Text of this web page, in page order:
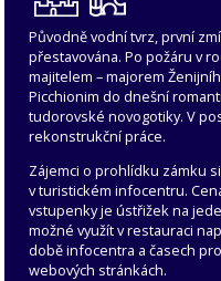
Původně vodní tvrz, první
přestavována. Po požáru v
majitelem – majorem
Picchionim do dnešní
tudorovské novogotiky. V
rekonstrukční práce.
Zájemci o prohlídku zámku
v turistickém infocentru.
vstupenky je ústřižek na
možné využít v restauraci
době infocentra a časech
webových stránkách.